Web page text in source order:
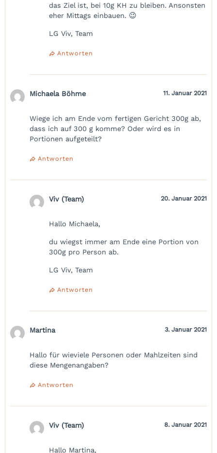
das Ziel ist, bei 10g KH zu bleiben. Ansonsten
eher Mittags einbauen. 😉
LG Viv, Team
Antworten
Michaela Böhme 11. Januar 2021
Wiege ich am Ende vom fertigen Gericht 300g ab,
dass ich auf 300 g komme? Oder wird es in
Portionen aufgeteilt?
Antworten
Viv (Team) 20. Januar 2021
Hallo Michaela,
du wiegst immer am Ende eine Portion von
300g pro Person ab.
LG Viv, Team
Antworten
Martina 3. Januar 2021
Hallo für wieviele Personen oder Mahlzeiten sind
diese Mengenangaben?
Antworten
Viv (Team) 8. Januar 2021
Hallo Martina,